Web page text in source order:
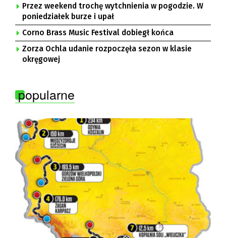
Przez weekend trochę wytchnienia w pogodzie. W
poniedziałek burze i upał
Corno Brass Music Festival dobiegł końca
Zorza Ochla udanie rozpoczęła sezon w klasie
okręgowej
popularne